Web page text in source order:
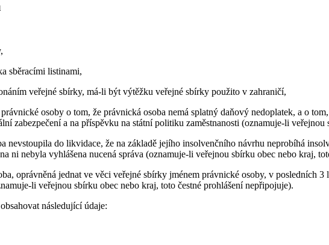
sběracími listinami,
veřejné sbírky, má-li být výtěžku veřejné sbírky použito v zahraničí,
osoby o tom, že právnická osoba nemá splatný daňový nedoplatek, a o
zabezpečení a na příspěvku na státní politiku zaměstnanosti (oznamuje-li
nevstoupila do likvidace, že na základě jejího insolvenčního návrhu neprobíhá
ni nebyla vyhlášena nucená správa (oznamuje-li veřejnou sbírku obec nebo kraj,
oprávněná jednat ve věci veřejné sbírky jménem právnické osoby, v posledních
li veřejnou sbírku obec nebo kraj, toto čestné prohlášení nepřipojuje).
následující údaje: